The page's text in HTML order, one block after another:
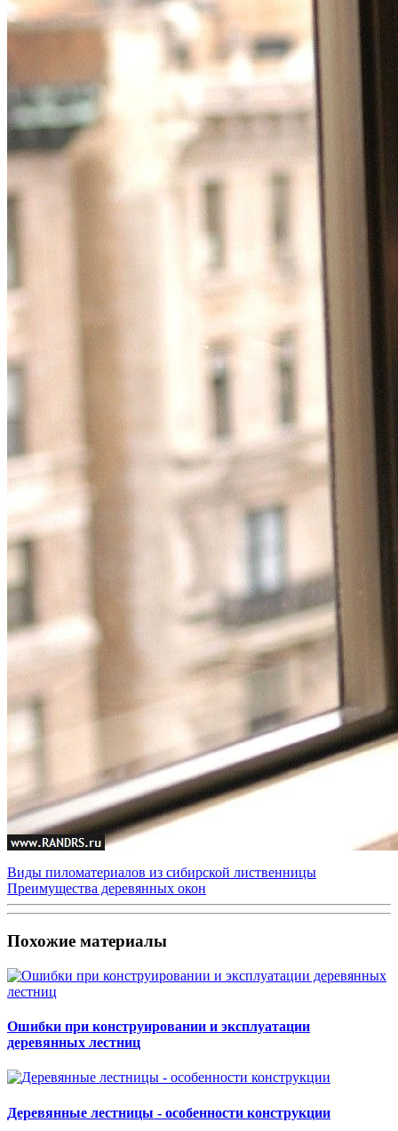
Виды пиломатериалов из сибирской лиственницы
Преимущества деревянных окон
Похожие материалы
Ошибки при конструировании и эксплуатации
деревянных лестниц
Деревянные лестницы - особенности конструкции